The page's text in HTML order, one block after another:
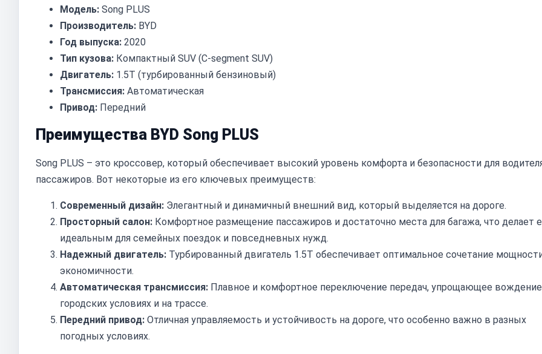
Модель: Song PLUS
Производитель: BYD
Год выпуска: 2020
Тип кузова: Компактный SUV (C-segment SUV)
Двигатель: 1.5T (турбированный бензиновый)
Трансмиссия: Автоматическая
Привод: Передний
Преимущества BYD Song PLUS
Song PLUS – это кроссовер, который обеспечивает высокий уровень комфорта и безопасности для
пассажиров. Вот некоторые из его ключевых преимуществ:
Современный дизайн: Элегантный и динамичный внешний вид, который выделяется на дороге.
Просторный салон: Комфортное размещение пассажиров и достаточно места для багажа, что делает
идеальным для семейных поездок и повседневных нужд.
Надежный двигатель: Турбированный двигатель 1.5T обеспечивает оптимальное сочетание
экономичности.
Автоматическая трансмиссия: Плавное и комфортное переключение передач, упрощающее
городских условиях и на трассе.
Передний привод: Отличная управляемость и устойчивость на дороге, что особенно важно в разных
погодных условиях.